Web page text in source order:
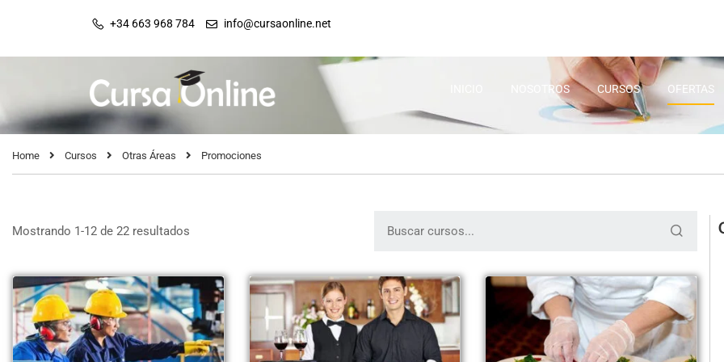
+34 663 968 784 info@cursaonline.net
NOSOTROS CURSOS OFERTAS
Home Cursos Otras Áreas Promociones
Mostrando 1-12 de 22 resultados